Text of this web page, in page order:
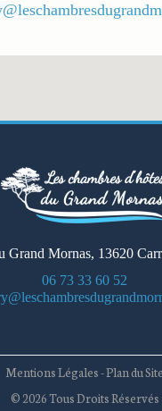
Grand Mornas, 13620
06 73 33 60 52
Mentions Légales-Plan du Site
© 2026 Tous Droits Réservés